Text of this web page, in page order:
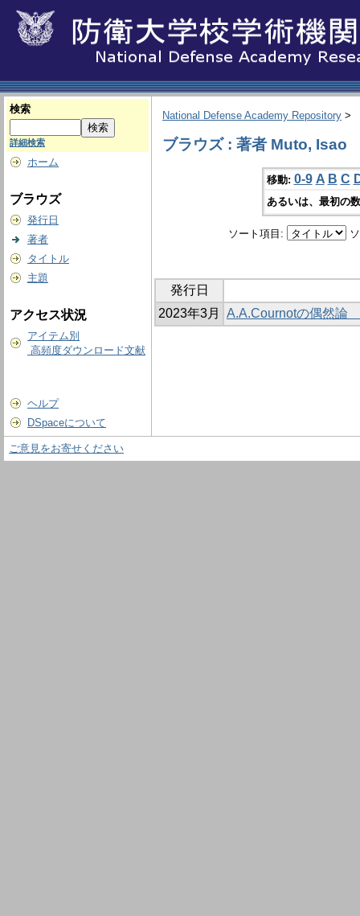
検索
詳細検索
ホーム
ブラウズ
発行日
著者
タイトル
主題
アクセス状況
アイテム別
高頻度ダウンロード文献
ヘルプ
DSpaceについて
National Defense Academy Repository >
ブラウズ : 著者 Muto, Isao
移動: 0-9 A B C
あるいは、最初の
ソート項目:
発行日
2023年3月
A.A.Cournotの偶然論
ご意見をお寄せください